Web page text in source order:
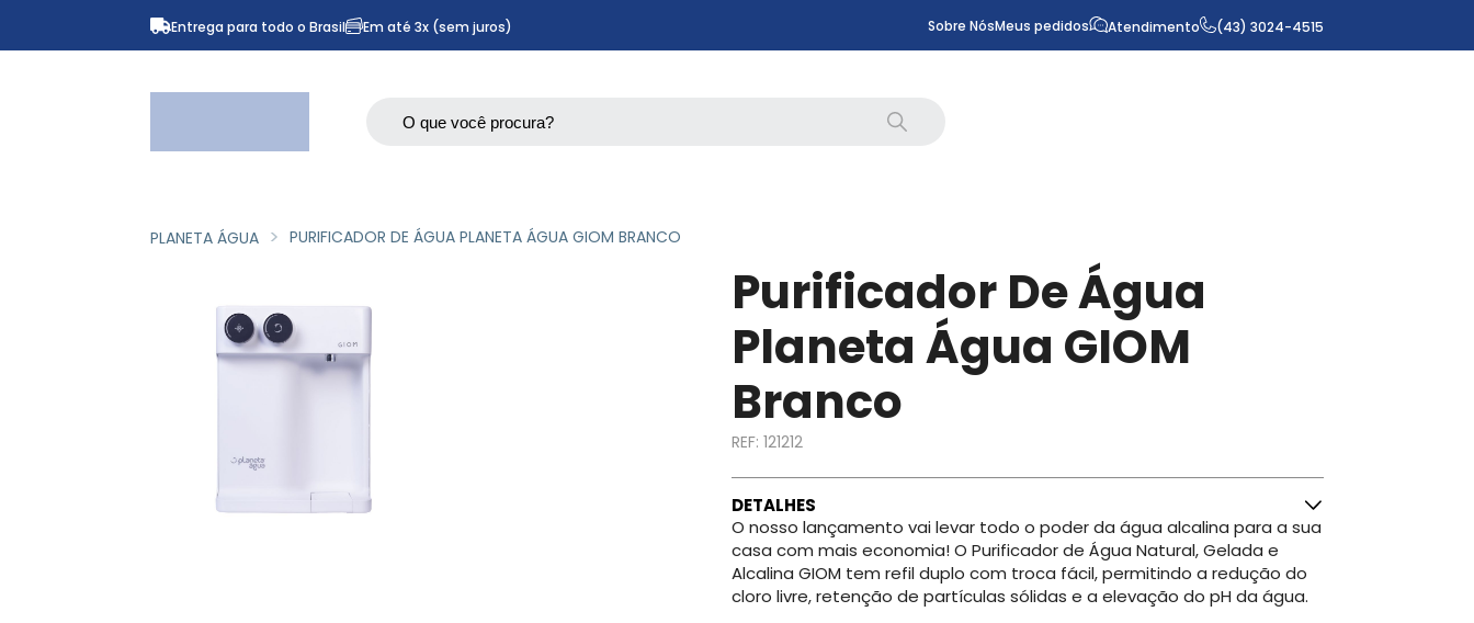
Entrega para todo o Brasil Em até 3x (sem juros) Sobre NósMeus pedidos Atendimento (43) 3024-4515
PLANETA ÁGUA PURIFICADOR DE ÁGUA PLANETA ÁGUA GIOM BRANCO
Purificador De Água
Planeta Água GIOM
Branco
REF: 121212
DETALHES
O nosso lançamento vai levar todo o poder da água alcalina para a sua
casa com mais economia! O Purificador de Água Natural, Gelada e
Alcalina GIOM tem refil duplo com troca fácil, permitindo a redução do
cloro livre, retenção de partículas sólidas e a elevação do pH da água.